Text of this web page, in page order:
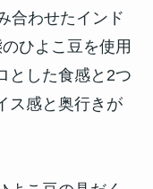
合わせたインド
ひよこ豆を使用
とした食感と2つ
ス感と奥行きが